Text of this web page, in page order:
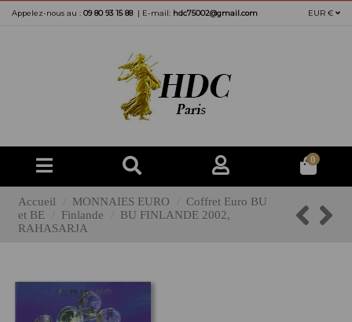
Appelez-nous au : 09 80 93 15 88 | E-mail: hdc75002@gmail.com EUR €
0
Accueil MONNAIES EURO
Coffret Euro BU
et BE
Finlande
BU FINLANDE 2002,
RAHASARJA